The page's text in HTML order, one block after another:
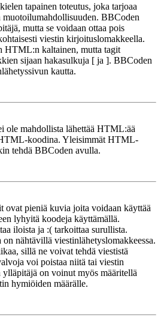
tapainen toteutus, joka tarjoaa
muotoilumahdollisuuden. BBCoden
mutta se voidaan ottaa pois
viestin kirjoituslomakkeella.
HTML:n kaltainen, mutta tagit
sijaan hakasulkuja [ ja ]. BBCoden
kautta.
ole mahdollista lähettää HTML:ää
koodina. Yleisimmät HTML-
tehdä BBCoden avulla.
ovat pieniä kuvia joita voidaan käyttää
lyhyitä koodeja käyttämällä.
iloista ja :( tarkoittaa surullista.
nähtävillä viestinlähetyslomakkeessa.
sillä ne voivat tehdä viestistä
voi poistaa niitä tai viestin
on voinut myös määritellä
hymiöiden määrälle.